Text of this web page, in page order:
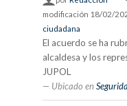
modificación 18/02/
ciudadana
El acuerdo se ha
alcaldesa y los
JUPOL
Ubicado en